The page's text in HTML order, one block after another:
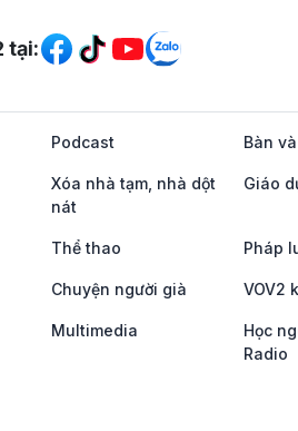
hội
tại:
Podcast Bàn
Xóa nhà tạm, nhà dột
nát
Giáo
Thể thao Pháp
Chuyện người già VOV2
Multimedia
Học
Radio